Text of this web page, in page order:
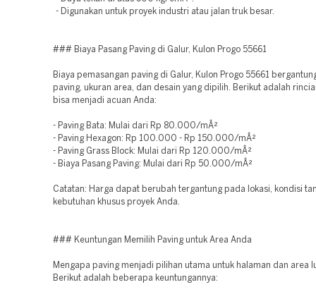
- Digunakan untuk proyek industri atau jalan truk besar.
### Biaya Pasang Paving di Galur, Kulon Progo 55661
Biaya pemasangan paving di Galur, Kulon Progo 55661
paving, ukuran area, dan desain yang dipilih. Berikut adalah
bisa menjadi acuan Anda:
- Paving Bata: Mulai dari Rp 80.000/mÂ²
- Paving Hexagon: Rp 100.000 - Rp 150.000/mÂ²
- Paving Grass Block: Mulai dari Rp 120.000/mÂ²
- Biaya Pasang Paving: Mulai dari Rp 50.000/mÂ²
Catatan: Harga dapat berubah tergantung pada lokasi, kondisi
kebutuhan khusus proyek Anda.
### Keuntungan Memilih Paving untuk Area Anda
Mengapa paving menjadi pilihan utama untuk halaman dan area
Berikut adalah beberapa keuntungannya: